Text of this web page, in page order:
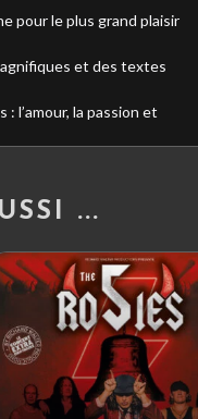
pour le plus grand plaisir
et des textes
l’amour, la passion et
...